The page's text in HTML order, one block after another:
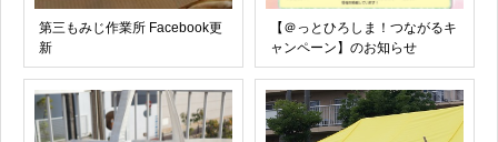
第三もみじ作業所 Facebook更
新
【＠っとひろしま！つながるキ
ャンペーン】のお知らせ